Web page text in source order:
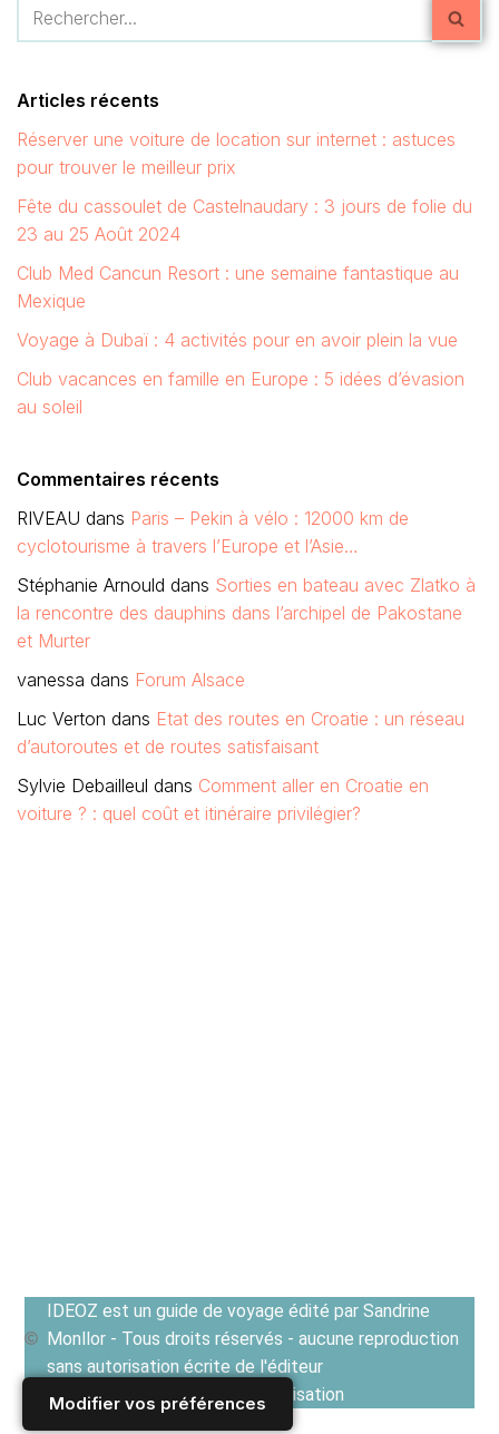
Modifier vos préférences
Articles récents
Réserver une voiture de location sur internet : astuces
pour trouver le meilleur prix
Fête du cassoulet de Castelnaudary : 3 jours de folie du
23 au 25 Août 2024
Club Med Cancun Resort : une semaine fantastique au
Mexique
Voyage à Dubaï : 4 activités pour en avoir plein la vue
Club vacances en famille en Europe : 5 idées d’évasion
au soleil
Commentaires récents
RIVEAU dans Paris – Pekin à vélo : 12000 km de
cyclotourisme à travers l’Europe et l’Asie…
Stéphanie Arnould dans Sorties en bateau avec Zlatko à
la rencontre des dauphins dans l’archipel de Pakostane
et Murter
vanessa dans Forum Alsace
Luc Verton dans Etat des routes en Croatie : un réseau
d’autoroutes et de routes satisfaisant
Sylvie Debailleul dans Comment aller en Croatie en
voiture ? : quel coût et itinéraire privilégier?
IDEOZ est un guide de voyage édité par Sandrine
Monllor - Tous droits réservés - aucune reproduction
sans autorisation écrite de l'éditeur
Voir les Conditions générales d'utilisation